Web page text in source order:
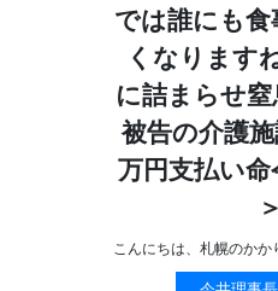
では誰にも
くなります
に詰まらせ
被告の介護
万円支払い
＞
こんにちは、札幌のかか